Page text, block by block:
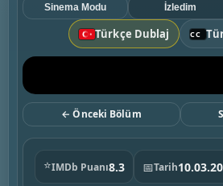
Türkçe Dublaj
Sinema Modu İzledim
← Önceki Bölüm
⭐IMDb Puanı8.3 📅Tarih